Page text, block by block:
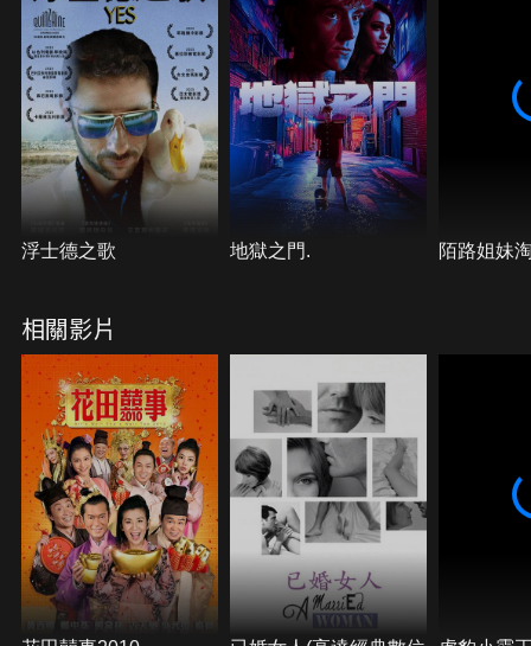
念不忘，只能以一擲千金方式來掩飾自己的空虛，後
來更演變成兩個家族下一代的恩怨…
浮士德之歌 地獄之門. 陌路姐妹
相關影片